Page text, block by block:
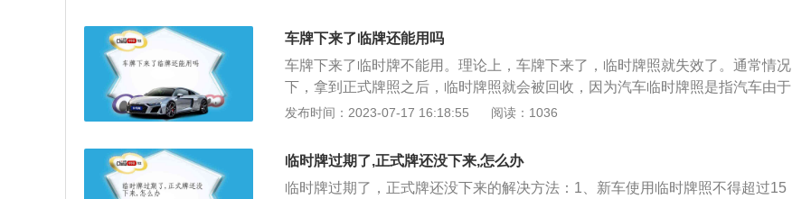
条 车辆管理所办理转让登记时,现机动车所有人住所不在车辆管理所管辖区域内
印膜或者电子资料,审查提交的证明、凭证,收回号牌、行驶证,在机动车登记证书
上签注转让和变更事项,核发有效期为三十日的临时行驶车号牌,制作上传机动车电
子档案资料。机动车所有人应当在临时行驶车号牌的有效期限内到转入地车辆管
时车牌还有效)。就是把正式车牌放家里。只要交警没在车上找到官方车牌就没
事。交警也不会闲着去车管所查文件信息。但是，不建议这样做。因为挂临时牌
车牌下来了临牌还能用吗
车牌下来了临时牌不能用。理论上，车牌下来了，临时牌照就失效了。通常情况
下，拿到正式牌照之后，临时牌照就会被回收，因为汽车临时牌照是指汽车由于
一手续的办理，还未正式落户前由公安车管部门发放的临时车辆行驶证明。在正
的东西,如果没有悬挂车牌就上路行驶了，那就是违法行为，如果继续行驶，被交
警查到，属于无牌照上路违法行为。扩展：汽车的车牌有两种：1、一种是正式
车牌，另一种是临时车牌。2、临时车牌是纸质的，这种车牌是不需要固定在车
发布时间：2023-07-17 16:18:55 阅读：1036
临时牌过期了,正式牌还没下来,怎么办
临时牌过期了，正式牌还没下来的解决方法：1、新车使用临时牌照不得超过15